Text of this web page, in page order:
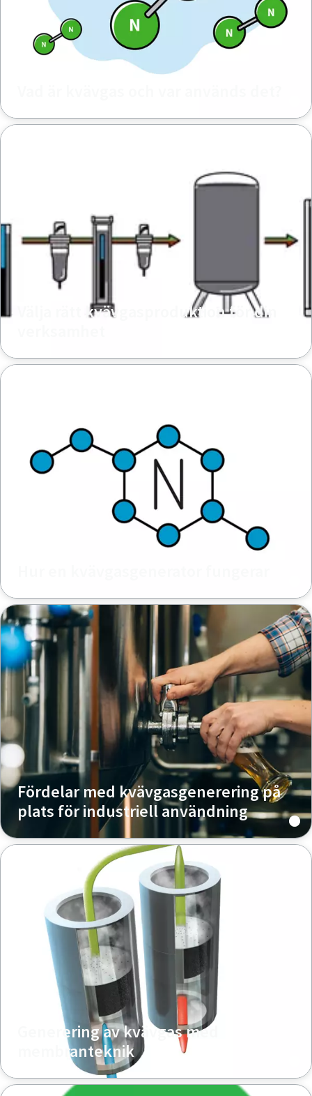
Välja rätt kvävgasproduktion för din
Fördelar med kvävgasgenerering på
plats för industriell användning
Generering av kvävgas med
membranteknik